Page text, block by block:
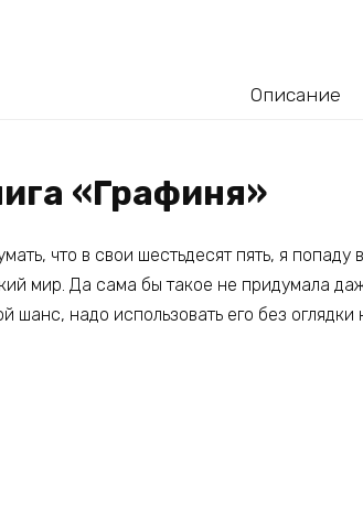
Описание
«Графиня»
что в свои шестьдесят пять, я
мир. Да сама бы такое не придумала
шанс, надо использовать его без оглядки